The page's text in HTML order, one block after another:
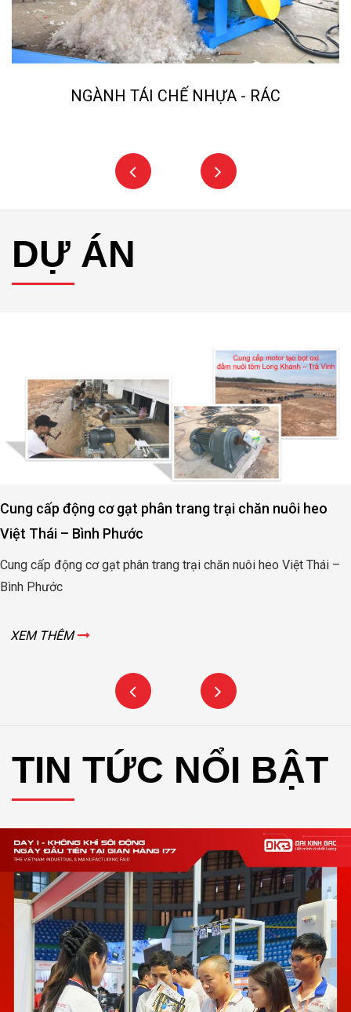
NGÀNH TÁI CHẾ NHỰA - RÁC
DỰ ÁN
Cung cấp động cơ gạt phân trang trại chăn nuôi heo
Việt Thái – Bình Phước
Cung cấp động cơ gạt phân trang trại chăn nuôi heo Việt Thái –
Bình Phước
XEM THÊM
TIN TỨC NỔI BẬT